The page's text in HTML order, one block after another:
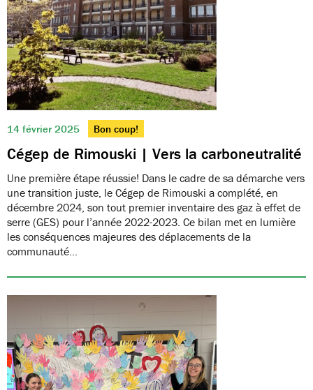
14 février 2025 Bon coup!
Cégep de Rimouski | Vers la carboneutralité
Une première étape réussie! Dans le cadre de sa démarche vers
une transition juste, le Cégep de Rimouski a complété, en
décembre 2024, son tout premier inventaire des gaz à effet de
serre (GES) pour l’année 2022-2023. Ce bilan met en lumière
les conséquences majeures des déplacements de la
communauté…